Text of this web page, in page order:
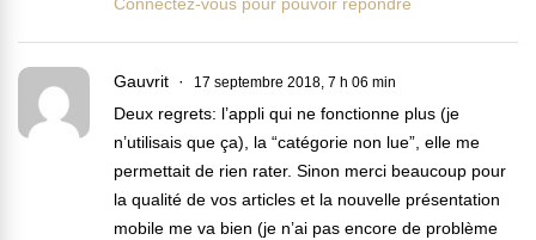
Gauvrit 17 septembre 2018, 7 h 06 min
Deux regrets: l’appli qui ne fonctionne plus (je
n’utilisais que ça), la “catégorie non lue”, elle me
permettait de rien rater. Sinon merci beaucoup pour
la qualité de vos articles et la nouvelle présentation
mobile me va bien (je n’ai pas encore de problème